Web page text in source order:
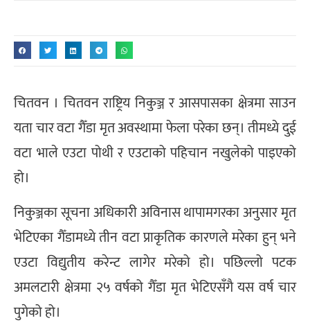
चितवन । चितवन राष्ट्रिय निकुञ्ज र आसपासका क्षेत्रमा साउन
यता चार वटा गैँडा मृत अवस्थामा फेला परेका छन्। तीमध्ये दुई
वटा भाले एउटा पोथी र एउटाको पहिचान नखुलेको पाइएको
हो।
निकुञ्जका सूचना अधिकारी अविनास थापामगरका अनुसार मृत
भेटिएका गैँडामध्ये तीन वटा प्राकृतिक कारणले मरेका हुन् भने
एउटा विद्युतीय करेन्ट लागेर मरेको हो। पछिल्लो पटक
अमलटारी क्षेत्रमा २५ वर्षको गैँडा मृत भेटिएसँगै यस वर्ष चार
पुगेको हो।